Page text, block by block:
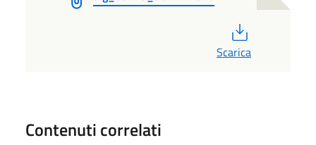
Scarica
Contenuti correlati